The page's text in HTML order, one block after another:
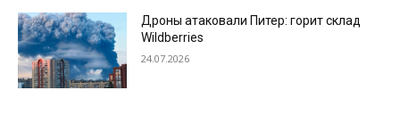
Дроны атаковали Питер: горит склад
Wildberries
24.07.2026